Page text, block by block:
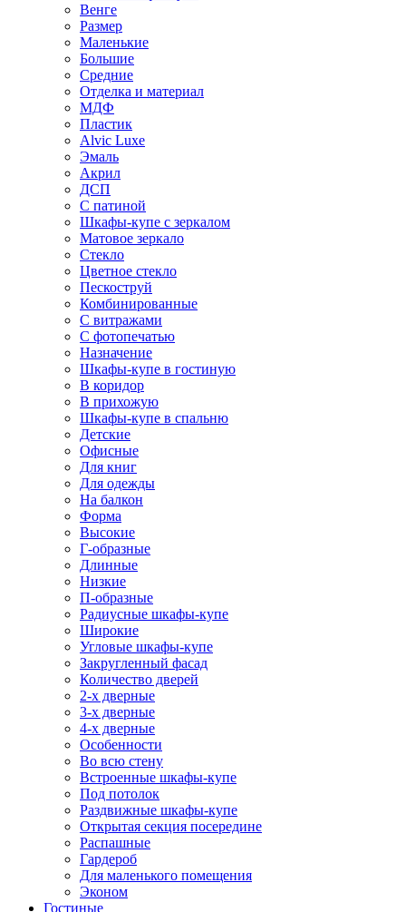
Венге
Размер
Маленькие
Большие
Средние
Отделка и материал
МДФ
Пластик
Alvic Luxe
Эмаль
Акрил
ДСП
С патиной
Шкафы-купе с зеркалом
Матовое зеркало
Стекло
Цветное стекло
Пескоструй
Комбинированные
С витражами
С фотопечатью
Назначение
Шкафы-купе в гостиную
В коридор
В прихожую
Шкафы-купе в спальню
Детские
Офисные
Для книг
Для одежды
На балкон
Форма
Высокие
Г-образные
Длинные
Низкие
П-образные
Радиусные шкафы-купе
Широкие
Угловые шкафы-купе
Закругленный фасад
Количество дверей
2-х дверные
3-х дверные
4-х дверные
Особенности
Во всю стену
Встроенные шкафы-купе
Под потолок
Раздвижные шкафы-купе
Открытая секция посередине
Распашные
Гардероб
Для маленького помещения
Эконом
Гостиные